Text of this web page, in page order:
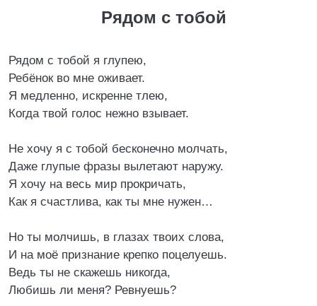
Рядом с тобой
Рядом с тобой я глупею,
Ребёнок во мне оживает.
Я медленно, искренне тлею,
Когда твой голос нежно взывает.
Не хочу я с тобой бесконечно молчать,
Даже глупые фразы вылетают наружу.
Я хочу на весь мир прокричать,
Как я счастлива, как ты мне нужен…
Но ты молчишь, в глазах твоих слова,
И на моё признание крепко поцелуешь.
Ведь ты не скажешь никогда,
Любишь ли меня? Ревнуешь?